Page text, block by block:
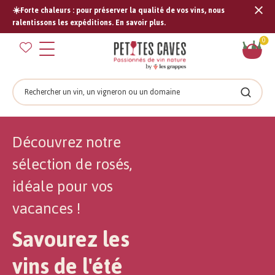
☀️Forte chaleurs : pour préserver la qualité de vos vins, nous
ralentissons les expéditions. En savoir plus.
0
Rechercher
Découvrez notre
sélection de rosés,
idéale pour vos
vacances !
Savourez les
vins de l'été